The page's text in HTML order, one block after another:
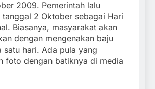
2009. Pemerintah lalu
tanggal 2 Oktober sebagai Hari
Biasanya, masyarakat akan
dengan mengenakan baju
satu hari. Ada pula yang
foto dengan batiknya di media